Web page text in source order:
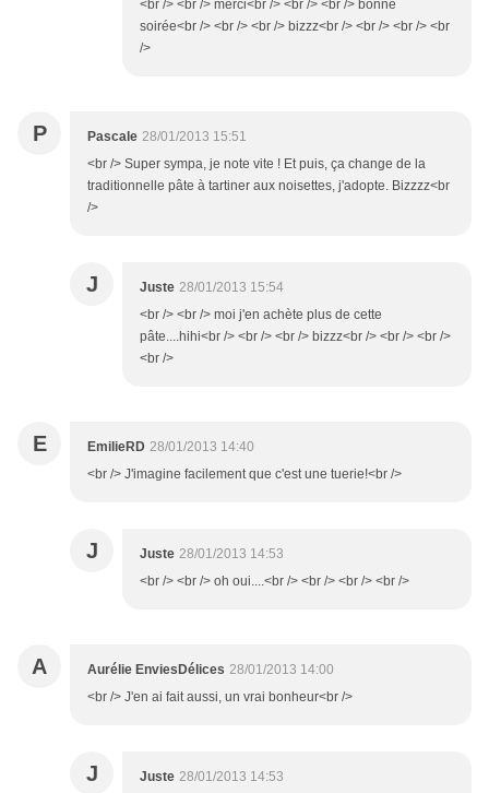
<br /> <br /> merci<br /> <br /> <br /> bonne
soirée<br /> <br /> <br /> bizzz<br /> <br /> <br /> <br
/>
P Pascale 28/01/2013 15:51
<br /> Super sympa, je note vite ! Et puis, ça change de la
traditionnelle pâte à tartiner aux noisettes, j'adopte. Bizzzz<br
/>
J Juste 28/01/2013 15:54
<br /> <br /> moi j'en achète plus de cette
pâte....hihi<br /> <br /> <br /> bizzz<br /> <br /> <br />
<br />
E EmilieRD 28/01/2013 14:40
<br /> J'imagine facilement que c'est une tuerie!<br />
J Juste 28/01/2013 14:53
<br /> <br /> oh oui....<br /> <br /> <br /> <br />
A Aurélie EnviesDélices 28/01/2013 14:00
<br /> J'en ai fait aussi, un vrai bonheur<br />
J Juste 28/01/2013 14:53